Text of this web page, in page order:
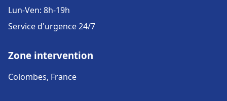
Lun-Ven: 8h-19h
Service d'urgence 24/7
Zone intervention
Colombes, France